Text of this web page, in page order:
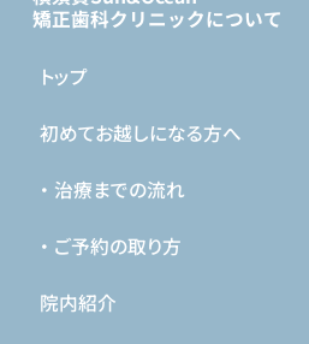
矯正歯科クリニックについて
トップ
初めてお越しになる方へ
・ 治療までの流れ
・ ご予約の取り方
院内紹介